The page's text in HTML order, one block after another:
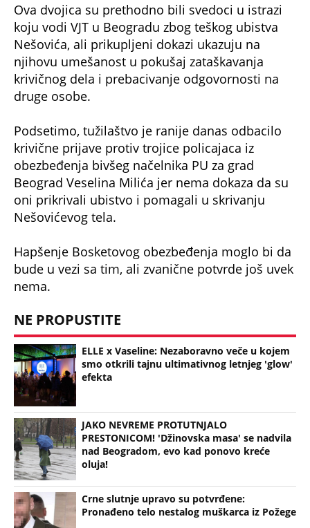
Ova dvojica su prethodno bili svedoci u istrazi
koju vodi VJT u Beogradu zbog teškog ubistva
Nešovića, ali prikupljeni dokazi ukazuju na
njihovu umešanost u pokušaj zataškavanja
krivičnog dela i prebacivanje odgovornosti na
druge osobe.
Podsetimo, tužilaštvo je ranije danas odbacilo
krivične prijave protiv trojice policajaca iz
obezbeđenja bivšeg načelnika PU za grad
Beograd Veselina Milića jer nema dokaza da su
oni prikrivali ubistvo i pomagali u skrivanju
Nešovićevog tela.
Hapšenje Bosketovog obezbeđenja moglo bi da
bude u vezi sa tim, ali zvanične potvrde još uvek
nema.
NE PROPUSTITE
ELLE x Vaseline: Nezaboravno veče u kojem
smo otkrili tajnu ultimativnog letnjeg 'glow'
efekta
JAKO NEVREME PROTUTNJALO
PRESTONICOM! 'Džinovska masa' se nadvila
nad Beogradom, evo kad ponovo kreće
oluja!
Crne slutnje upravo su potvrđene:
Pronađeno telo nestalog muškarca iz Požege